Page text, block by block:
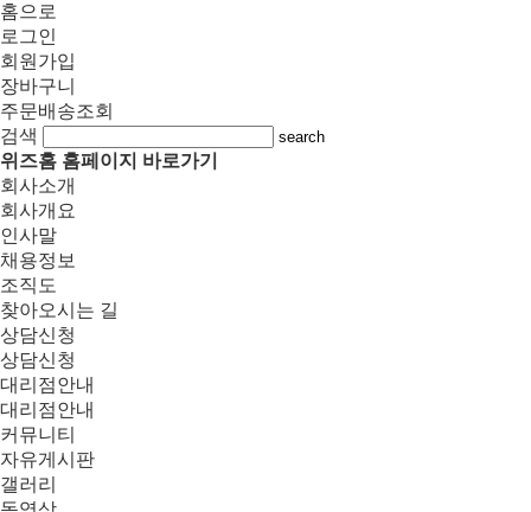
홈으로
로그인
회원가입
장바구니
주문배송조회
검색
search
위즈홈 홈페이지 바로가기
회사소개
회사개요
인사말
채용정보
조직도
찾아오시는 길
상담신청
상담신청
대리점안내
대리점안내
커뮤니티
자유게시판
갤러리